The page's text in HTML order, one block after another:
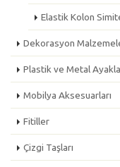
Elastik Kolon
Dekorasyon
Plastik ve Metal
Mobilya Aksesuarları
Fitiller
Çizgi Taşları